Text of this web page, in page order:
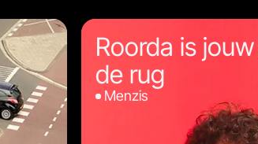
Roorda is
de rug
Menzis